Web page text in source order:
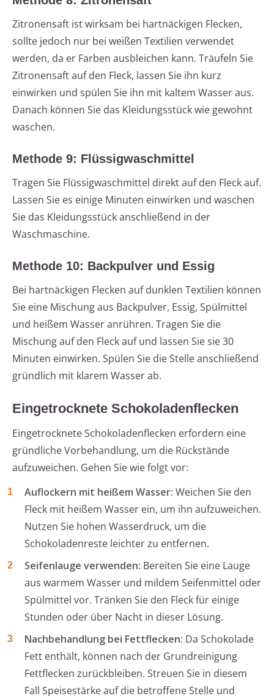
Zitronensaft ist wirksam bei hartnäckigen Flecken,
sollte jedoch nur bei weißen Textilien verwendet
werden, da er Farben ausbleichen kann. Träufeln Sie
Zitronensaft auf den Fleck, lassen Sie ihn kurz
einwirken und spülen Sie ihn mit kaltem Wasser aus.
Danach können Sie das Kleidungsstück wie gewohnt
waschen.
Methode 9: Flüssigwaschmittel
Tragen Sie Flüssigwaschmittel direkt auf den Fleck auf.
Lassen Sie es einige Minuten einwirken und waschen
Sie das Kleidungsstück anschließend in der
Waschmaschine.
Methode 10: Backpulver und Essig
Bei hartnäckigen Flecken auf dunklen Textilien können
Sie eine Mischung aus Backpulver, Essig, Spülmittel
und heißem Wasser anrühren. Tragen Sie die
Mischung auf den Fleck auf und lassen Sie sie 30
Minuten einwirken. Spülen Sie die Stelle anschließend
gründlich mit klarem Wasser ab.
Eingetrocknete Schokoladenflecken
Eingetrocknete Schokoladenflecken erfordern eine
gründliche Vorbehandlung, um die Rückstände
aufzuweichen. Gehen Sie wie folgt vor:
Auflockern mit heißem Wasser: Weichen Sie den
Fleck mit heißem Wasser ein, um ihn aufzuweichen.
Nutzen Sie hohen Wasserdruck, um die
Schokoladenreste leichter zu entfernen.
Seifenlauge verwenden: Bereiten Sie eine Lauge
aus warmem Wasser und mildem Seifenmittel oder
Spülmittel vor. Tränken Sie den Fleck für einige
Stunden oder über Nacht in dieser Lösung.
Nachbehandlung bei Fettflecken: Da Schokolade
Fett enthält, können nach der Grundreinigung
Fettflecken zurückbleiben. Streuen Sie in diesem
Fall Speisestärke auf die betroffene Stelle und